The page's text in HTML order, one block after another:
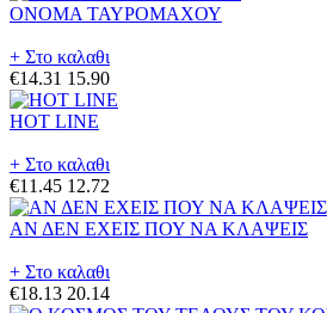
ΟΝΟΜΑ ΤΑΥΡΟΜΑΧΟΥ
+ Στο καλαθι
€14.31 15.90
HOT LINE
+ Στο καλαθι
€11.45 12.72
ΑΝ ΔΕΝ ΕΧΕΙΣ ΠΟΥ ΝΑ ΚΛΑΨΕΙΣ
+ Στο καλαθι
€18.13 20.14